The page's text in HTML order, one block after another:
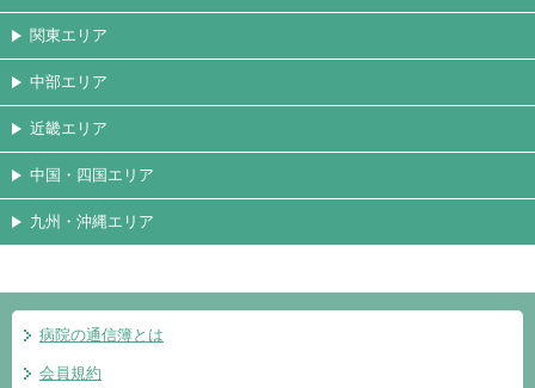
関東エリア
中部エリア
近畿エリア
中国・四国エリア
九州・沖縄エリア
病院の通信簿とは
会員規約